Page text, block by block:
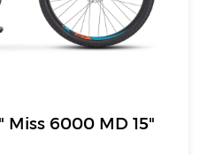
Miss 6000 MD 15"